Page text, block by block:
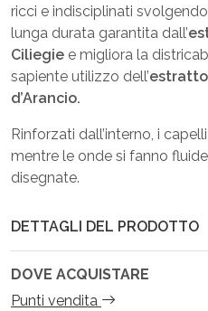
ricci e indisciplinati
lunga durata garantita dall’
Ciliegie e migliora la
sapiente utilizzo dell’
d’Arancio.
Rinforzati dall’interno, i
mentre le onde si fanno
disegnate.
DETTAGLI DEL PRODOTTO
DOVE ACQUISTARE
Punti vendita